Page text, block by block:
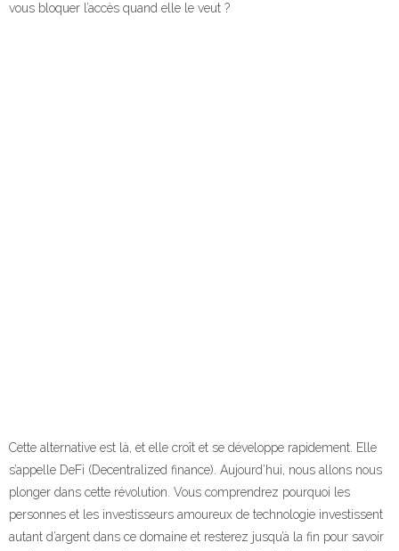
vous bloquer l’accès quand elle le veut ?
Cette alternative est là, et elle croît et se développe rapidement. Elle
s’appelle DeFi (Decentralized finance). Aujourd’hui, nous allons nous
plonger dans cette révolution. Vous comprendrez pourquoi les
personnes et les investisseurs amoureux de technologie investissent
autant d’argent dans ce domaine et resterez jusqu’à la fin pour savoir